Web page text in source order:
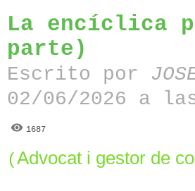
La encíclica
parte)
Escrito por
02/06/2026 a
1687
(Advocat i gestor de